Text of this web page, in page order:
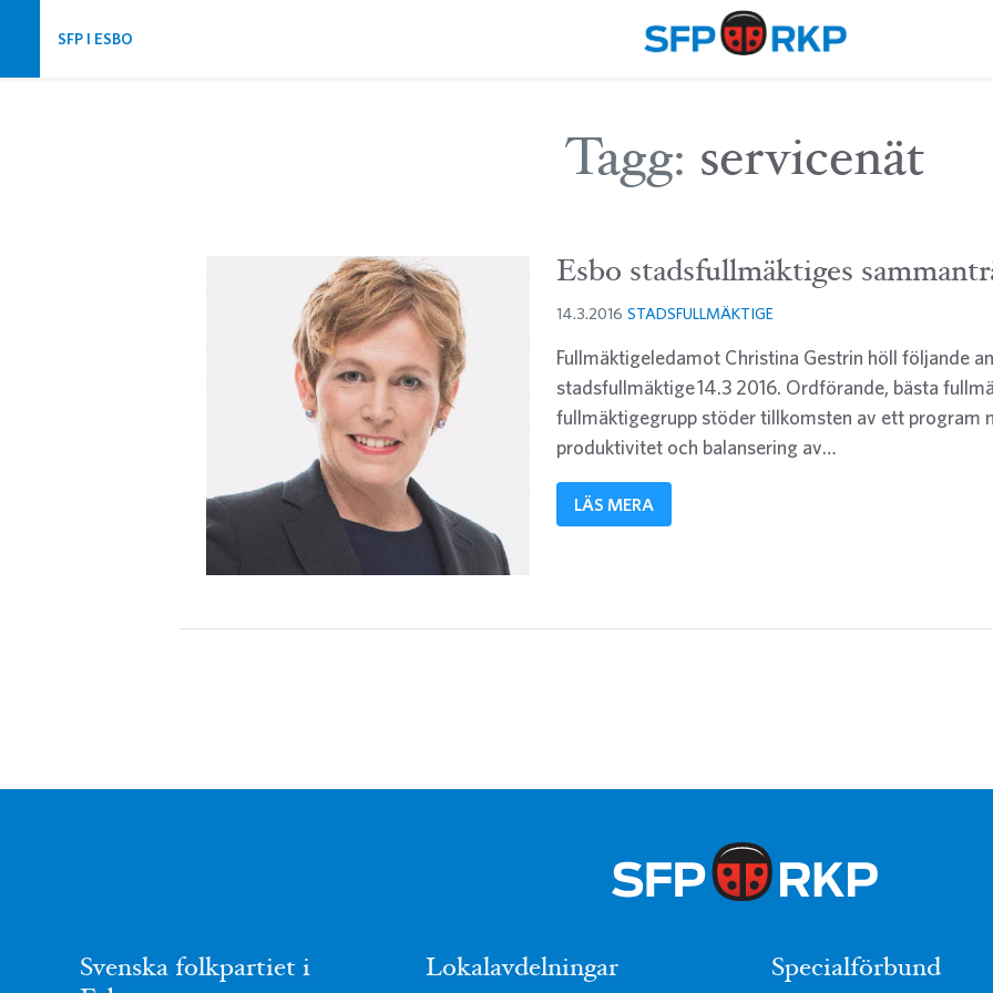
SFP I ESBO
Tagg: servicenät
Esbo stadsfullmäktiges
14.3.2016 STADSFULLMÄKTIGE
Fullmäktigeledamot Christina Gestrin höll följande
stadsfullmäktige 14.3 2016. Ordförande, bästa
fullmäktigegrupp stöder tillkomsten av ett program
produktivitet och balansering av…
LÄS MERA
Svenska folkpartiet i
Lokalavdelningar Specialförbund